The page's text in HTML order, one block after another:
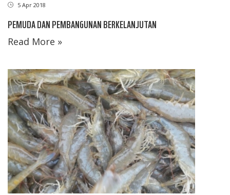
5 Apr 2018
PEMUDA DAN PEMBANGUNAN BERKELANJUTAN
Read More »